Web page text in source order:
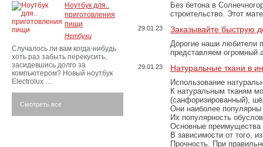
Без бетона в
строительство. Этот
29.01.23 Заказывайте быструю
Дорогие наши любители
представляем огромный
29.01.23 Натуральные ткани в
Использование
К натуральным тканям
(санфоризированный),
Они наиболее популярны
Их популярность
Основные преимущества
В зависимости от того,
Прочность. При
Ноутбук для..
приготовления
пищи
Нетбуки
Случалось ли вам когда-нибудь
хоть раз забыть перекусить,
засидевшись долго за
компьютером? Новый ноутбук
Electrolux …
Смотреть все